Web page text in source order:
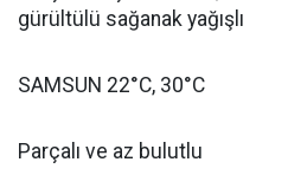
gürültülü sağanak yağışlı
SAMSUN 22°C, 30°C
Parçalı ve az bulutlu